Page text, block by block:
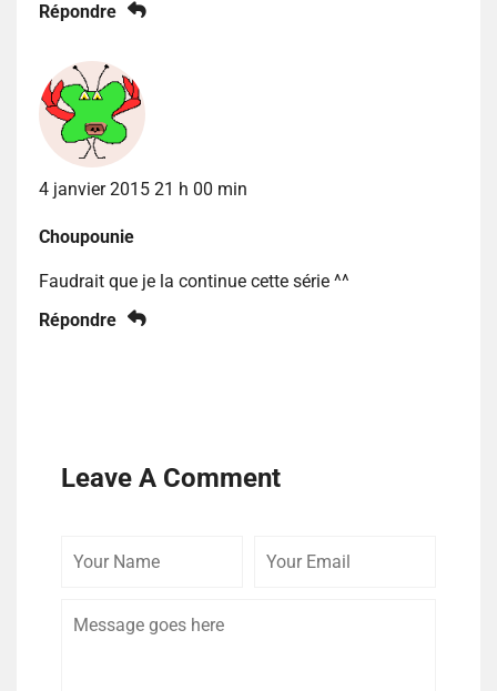
Répondre
4 janvier 2015 21 h 00 min
Choupounie
Faudrait que je la continue cette série ^^
Répondre
Leave A Comment